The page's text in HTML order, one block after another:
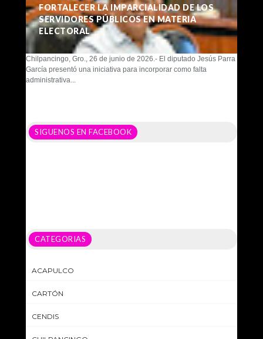
FORTALECER LA IMPARCIALIDAD DE LOS
SERVIDORES PÚBLICOS EN MATERIA
ELECTORAL
Chilpancingo, Gro., 26 de junio de 2026.- El diputado Jesús Parra
García presentó una iniciativa para incorporar como falta
administrativa...
SIGUENOS EN FACEBOOK
CATEGORIAS
ACAPULCO
CARTÓN
CENDIS